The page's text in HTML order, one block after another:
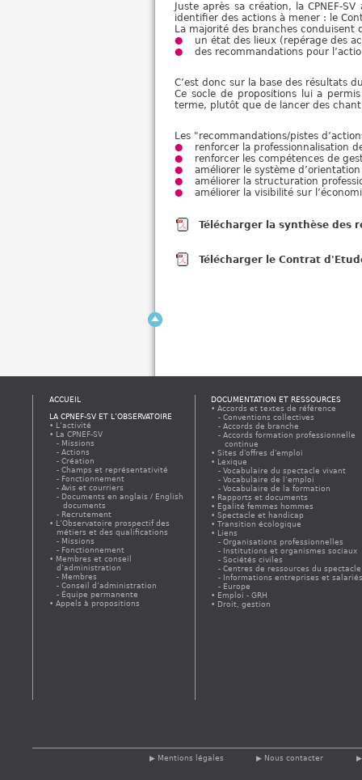
Juste après sa création, la CPNEF-
identifier des actions à mener : le
La majorité des branches conduisent
un état des lieux (repérage des
des recommandations pour
C’est donc sur la base des résultats
Ce socle de propositions lui a
terme, plutôt que de lancer des
Les "recommandations/pistes
renforcer la professionnalisation
renforcer les compétences de
améliorer le système
améliorer la structuration
améliorer la visibilité sur
Télécharger la synthèse des
Télécharger le Contrat
ACCUEIL
LA CPNEF-SV ET L’OBSERVATOIRE
L’activité
La CPNEF-SV
Missions
Actions
Création
Champs et représentativité
Fonctionnement
Avis et courriers
Documents en anglais / English
documents
Recrutement
L’Observatoire prospectif des
métiers et des qualifications
Missions
Fonctionnement
Membres et conseil
d’administration
Membres
Conseil d’administration
Équipe permanente
Appels à propositions
DOCUMENTATION ET RESSOURCES
Accords et textes de référence
Conventions collectives
Accords de branche
Accords formation professionnelle
continue
Sites d'offres d'emploi
Lexique
Vocabulaire du spectacle vivant
Vocabulaire de l’emploi
Vocabulaire de la formation
Rapports et documents
Egalité femmes hommes
Spectacle et handicap
Transition écologique
Liens
Organisations professionnelles
Institutions et organismes sociaux
Sociétés civiles
Centres de ressources du spectacle
Informations entreprises et
Europe
Emploi - GRH
Droit, gestion
Mentions légales Nous contacter